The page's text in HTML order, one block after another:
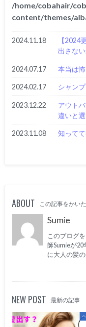
/home/cobahair/
content/themes/
2024.11.18
【2024
出さな
2024.07.17 本当は
2024.02.17 シャン
2023.12.22
アウト
違いと
2023.11.08 知って
ABOUT この記事をかい
Sumie
このブログ
師Sumieが
に大人の髪
NEW POST 最新の記事